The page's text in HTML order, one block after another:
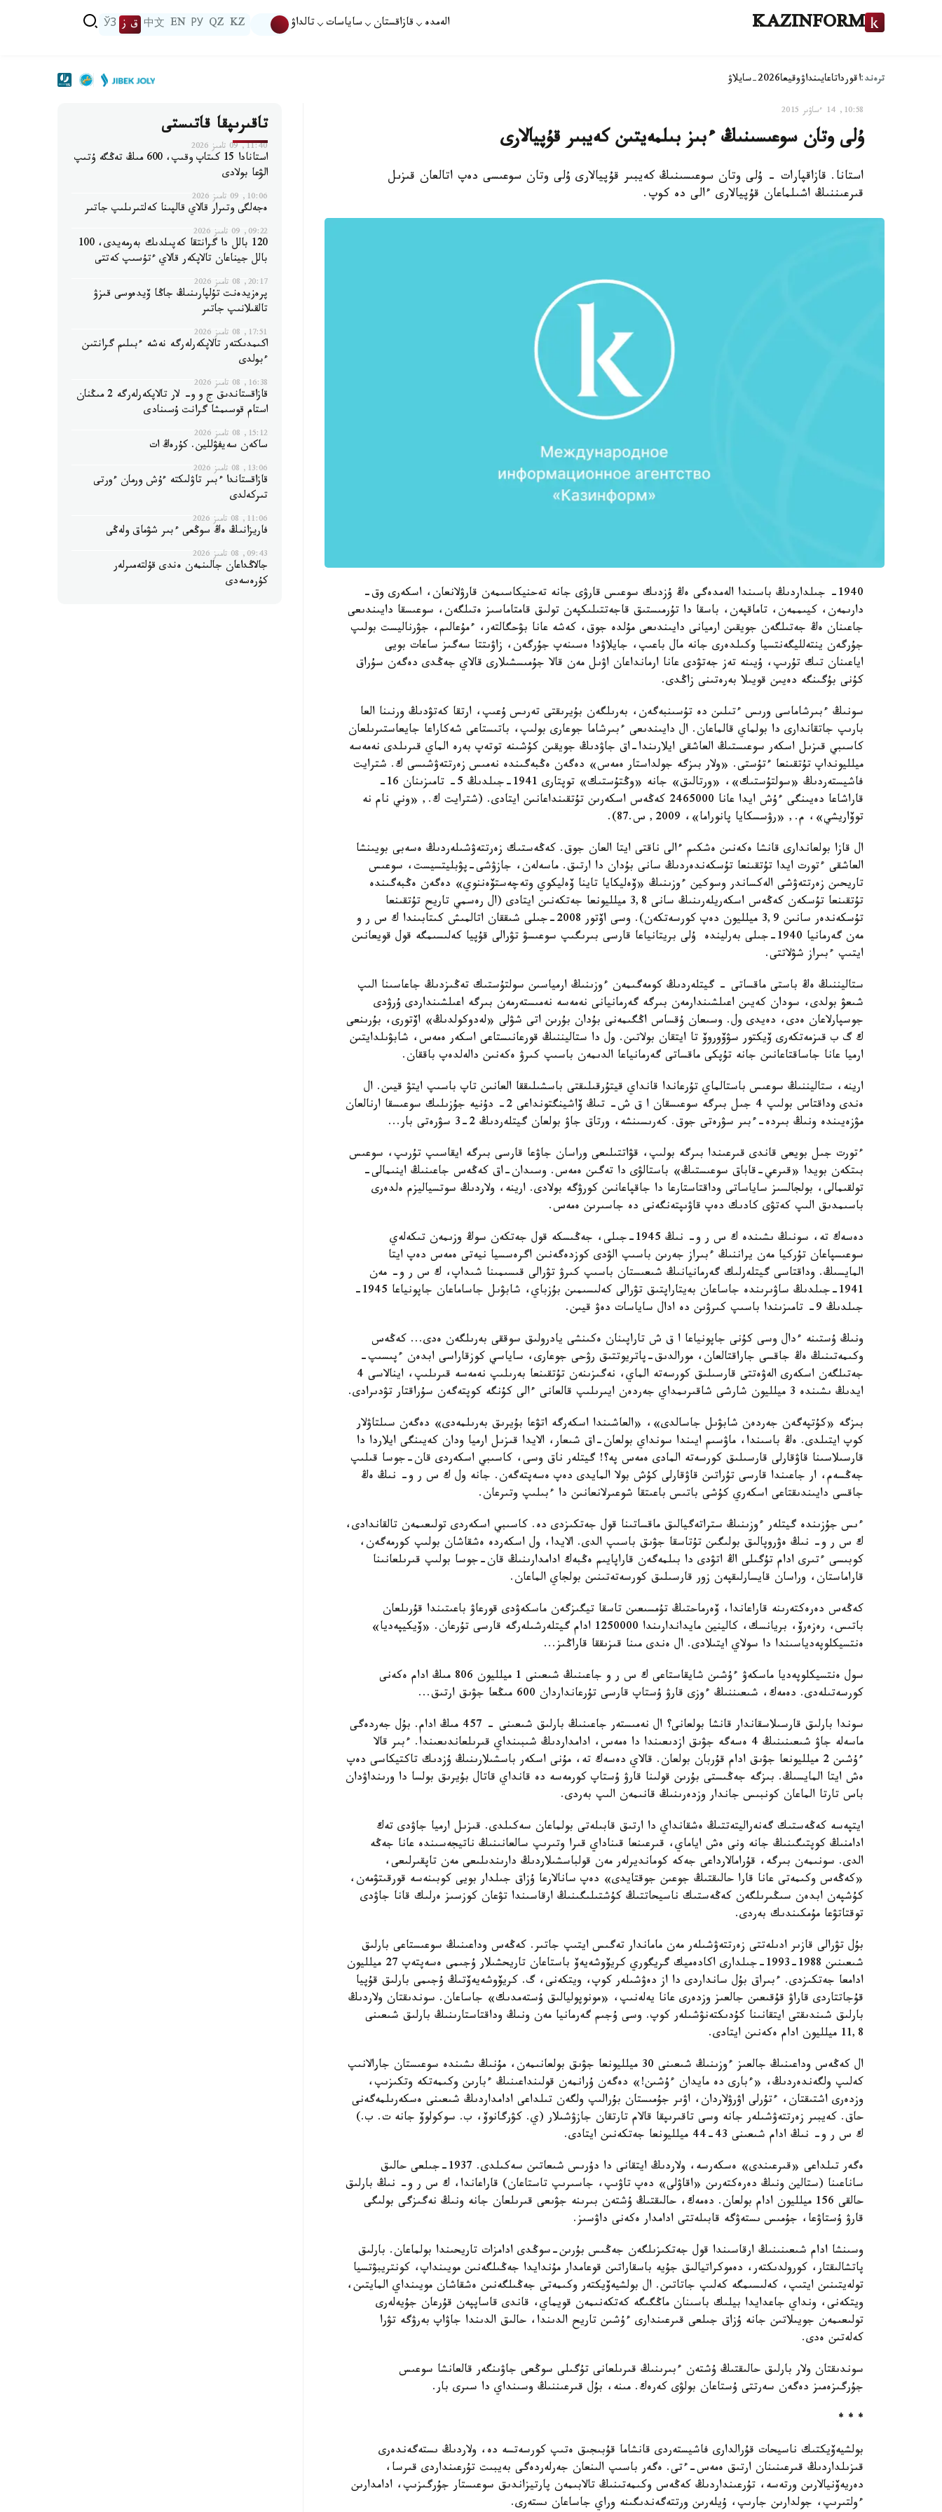
KAZINFORM الەمدە قازاقستان ساياسات تالداۋ KZ
QZ
РУ
EN
中文 ق ز ЎЗ
ترەند:اقورداتاعايىنداۋوقيعا2026-سايلاۋ
10:58, 14 ءساۋىر 2015
ۇلى وتان سوعىسىنىڭ ءبىز بىلمەيتىن كەيبىر قۇپيالارى
استانا. قازاقپارات - ۇلى وتان سوعىسىنىڭ كەيبىر قۇپيالارى ۇلى وتان سوعىسى دەپ اتالعان قىزىل
قىرعىننىڭ اشىلماعان قۇپيالارى ءالى دە كوپ.
1940- جىلداردىڭ باسىندا الەمدەگى ەڭ ۇزدىك سوعىس قارۋى جانە تەحنيكاسىمەن قارۋلانعان، اسكەرى وق-
دارىمەن، كيىممەن، تاماقپەن، باسقا دا تۇرمىستىق قاجەتتىلىكپەن تولىق قامتاماسىز ەتىلگەن، سوعىسقا دايىندىعى
جاعىنان ەڭ جەتىلگەن جويقىن ارميانى دايىندىعى مۇلدە جوق، كەشە عانا بۋحگالتەر، ءمۇعالىم، جۋرناليست بولىپ
جۇرگەن ينتەلليگەنتسيا وكىلدەرى جانە مال باعىپ، جايلاۋدا ەسىنەپ جۇرگەن، زاۋىتتا سەگىز ساعات بويى
اياعىنان تىك تۇرىپ، ۇيىنە تەز جەتۋدى عانا ارمانداعان اۋىل مەن قالا جۇمىسشىلارى قالاي جەڭدى دەگەن سۇراق
كۇنى بۇگىنگە دەيىن قويىلا بەرەتىنى زاڭدى.
سونىڭ ءبىرشاماسى ورىس ءتىلىن دە تۇسىنبەگەن، بەرىلگەن بۇيرىقتى تەرىس ۇعىپ، ارتقا كەتۋدىڭ ورنىنا العا
بارىپ جاتقاندارى دا بولماي قالماعان. ال دايىندىعى ءبىرشاما جوعارى بولىپ، باتىستاعى شەكاراعا جايعاستىرىلعان
كاسىبي قىزىل اسكەر سوعىستىڭ العاشقى ايلارىندا-اق جاۋدىڭ جويقىن كۇشىنە توتەپ بەرە الماي قىرىلدى نەمەسە
ميلليونداپ تۇتقىنعا ءتۇستى. «ولار بىزگە جولداستار ەمەس» دەگەن ەڭبەگىندە نەمىس زەرتتەۋشىسى ك. شترايت
فاشيستەردىڭ «سولتۇستىك»، «ورتالىق» جانە «وڭتۇستىك» توپتارى 1941-جىلدىڭ 5- تامىزىنان 16-
قاراشاعا دەيىنگى ءۇش ايدا عانا 2465000 كەڭەس اسكەرىن تۇتقىنداعانىن ايتادى. (شترايت ك., «وني نام نە
توۆاريشي»، م., «رۋسسكايا پانوراما»، 2009, س.87).
ال قازا بولعاندارى قانشا ەكەنىن ەشكىم ءالى ناقتى ايتا العان جوق. كەڭەستىك زەرتتەۋشىلەردىڭ ەسەبى بويىنشا
العاشقى ءتورت ايدا تۇتقىنعا تۇسكەندەردىڭ سانى بۇدان دا ارتىق. ماسەلەن، جازۋشى-پۋبليتسيست، سوعىس
تاريحىن زەرتتەۋشى الەكساندر وسوكين ءوزىنىڭ «ۆەليكايا تاينا ۆەليكوي وتەچەستۆەننوي» دەگەن ەڭبەگىندە
تۇتقىنعا تۇسكەن كەڭەس اسكەريلەرىنىڭ سانى 3,8 ميلليونعا جەتكەنىن ايتادى (ال رەسمي تاريح تۇتقىنعا
تۇسكەندەر سانىن 3,9 ميلليون دەپ كورسەتكەن). وسى اۆتور 2008-جىلى شىققان اتالمىش كىتابىندا ك س ر و
مەن گەرمانيا 1940-جىلى بەرليندە ۇلى بريتانياعا قارسى بىرىگىپ سوعىسۋ تۋرالى قۇپيا كەلىسىمگە قول قويعانىن
ايتىپ ءبىراز شۋلاتتى.
ستاليننىڭ ەڭ باستى ماقساتى - گيتلەردىڭ كومەگىمەن ءوزىنىڭ ارمياسىن سولتۇستىك تەڭىزدىڭ جاعاسىنا الىپ
شىعۋ بولدى، سودان كەيىن اعىلشىندارمەن بىرگە گەرمانيانى نەمەسە نەمىستەرمەن بىرگە اعىلشىنداردى ۇرۋدى
جوسپارلاعان ەدى، دەيدى ول. وسىعان ۇقساس اڭگىمەنى بۇدان بۇرىن اتى شۋلى «لەدوكولدىڭ» اۆتورى، بۇرىنعى
ك گ ب قىزمەتكەرى ۆيكتور سۋۆوروۆ تا ايتقان بولاتىن. ول دا ستاليننىڭ قورعانىستاعى اسكەر ەمەس، شابۋىلدايتىن
ارميا عانا جاساقتاعانىن جانە تۇپكى ماقساتى گەرمانياعا الدىمەن باسىپ كىرۋ ەكەنىن دالەلدەپ باققان.
ارينە، ستاليننىڭ سوعىس باستالماي تۇرعاندا قانداي قيتۇرقىلىقتى باسشىلىققا العانىن تاپ باسىپ ايتۋ قيىن. ال
ەندى وداقتاس بولىپ 4 جىل بىرگە سوعىسقان ا ق ش- تىڭ ۆاشينگتونداعى 2- دۇنيە جۇزىلىك سوعىسقا ارنالعان
مۋزەيىندە ونىڭ بىردە-ءبىر سۋرەتى جوق. كەرىسىنشە، ورتاق جاۋ بولعان گيتلەردىڭ 2-3 سۋرەتى بار...
ءتورت جىل بويعى قاندى قىرعىندا بىرگە بولىپ، قۋاتتىلىعى وراسان جاۋعا قارسى بىرگە ايقاسىپ تۇرىپ، سوعىس
بىتكەن بويدا «قىرعي-قاباق سوعىستىڭ» باستالۋى دا تەگىن ەمەس. وسىدان-اق كەڭەس جاعىنىڭ اينىمالى-
تولقىمالى، بولجالسىز ساياساتى وداقتاستارعا دا جاقپاعانىن كورۋگە بولادى. ارينە، ولاردىڭ سوتسياليزم ەلدەرى
باسىمدىق الىپ كەتۋى كادىك دەپ قاۋىپتەنگەنى دە جاسىرىن ەمەس.
دەسەك تە، سونىڭ ىشىندە ك س ر و- نىڭ 1945-جىلى، جەڭىسكە قول جەتكەن سوڭ وزىمەن تىكەلەي
سوعىسپاعان تۇركيا مەن يراننىڭ ءبىراز جەرىن باسىپ الۋدى كوزدەگەنىن اگرەسسيا نيەتى ەمەس دەپ ايتا
المايسىڭ. وداقتاسى گيتلەرلىك گەرمانيانىڭ شىعىستان باسىپ كىرۋ تۋرالى قىسىمىنا شىداپ، ك س ر و- مەن
1941-جىلدىڭ ساۋىرىندە جاساعان بەيتاراپتىق تۋرالى كەلىسىمىن بۇزباي، شابۋىل جاساماعان جاپونياعا 1945-
جىلدىڭ 9- تامىزىندا باسىپ كىرۋىن دە ادال ساياسات دەۋ قيىن.
ونىڭ ۇستىنە ءدال وسى كۇنى جاپونياعا ا ق ش تاراپىنان ەكىنشى يادرولىق سوققى بەرىلگەن ەدى... كەڭەس
وكىمەتىنىڭ ەڭ جاقسى جاراقتالعان، مورالدىق-پاتريوتتىق رۋحى جوعارى، ساياسي كوزقاراسى ابدەن ءپىسىپ-
جەتىلگەن اسكەرى الەۋەتتى قارسىلىق كورسەتە الماي، نەگىزىنەن تۇتقىنعا بەرىلىپ نەمەسە قىرىلىپ، اينالاسى 4
ايدىڭ ىشىندە 3 ميلليون شارشى شاقىرىمداي جەردەن ايىرىلىپ قالعانى ءالى كۇنگە كوپتەگەن سۇراقتار تۋدىرادى.
بىزگە «كۇتپەگەن جەردەن شابۋىل جاسالدى»، «العاشىندا اسكەرگە اتۋعا بۇيرىق بەرىلمەدى» دەگەن سىلتاۋلار
كوپ ايتىلدى. ەڭ باسىندا، ماۋسىم ايىندا سونداي بولعان-اق شىعار، الايدا قىزىل ارميا ودان كەيىنگى ايلاردا دا
قارسىلاسىنا قاۋقارلى قارسىلىق كورسەتە المادى ەمەس پە؟! گيتلەر ناق وسى، كاسىبي اسكەردى قان-جوسا قىلىپ
جەڭسەم، ار جاعىندا قارسى تۇراتىن قاۋقارلى كۇش بولا المايدى دەپ ەسەپتەگەن. جانە ول ك س ر و- نىڭ ەڭ
جاقسى دايىندىقتاعى اسكەري كۇشى باتىس باعىتقا شوعىرلانعانىن دا ءبىلىپ وتىرعان.
ءىس جۇزىندە گيتلەر ءوزىنىڭ ستراتەگيالىق ماقساتىنا قول جەتكىزدى دە. كاسىبي اسكەردى تولىعىمەن تالقاندادى،
ك س ر و- نىڭ ەۋروپالىق بولىگىن تۇتاسقا جۋىق باسىپ الدى. الايدا، ول اسكەردە ەشقاشان بولىپ كورمەگەن،
كوبىسى ءتىرى ادام تۇگىلى اڭ اتۋدى دا بىلمەگەن قاراپايىم ەڭبەك ادامدارىنىڭ قان-جوسا بولىپ قىرىلعانىنا
قاراماستان، وراسان قايسارلىقپەن زور قارسىلىق كورسەتەتىنىن بولجاي الماعان.
كەڭەس دەرەكتەرىنە قاراعاندا، ۆەرماحتىڭ تۇمسىعىن تاسقا تيگىزگەن ماسكەۋدى قورعاۋ باعىتىندا قۇرىلعان
باتىس، رەزەرۆ، بريانسك، كالينين مايداندارىندا 1250000 ادام گيتلەرشىلەرگە قارسى تۇرعان. «ۆيكيپەديا»
ەنتسيكلوپەدياسىندا دا سولاي ايتىلادى. ال ەندى مىنا قىزىققا قاراڭىز...
سول ەنتسيكلوپەديا ماسكەۋ ءۇشىن شايقاستاعى ك س ر و جاعىنىڭ شىعىنى 1 ميلليون 806 مىڭ ادام ەكەنى
كورسەتىلەدى. دەمەك، شىعىننىڭ ءوزى قارۋ ۇستاپ قارسى تۇرعانداردان 600 مىڭعا جۋىق ارتىق...
سوندا بارلىق قارسىلاسقاندار قانشا بولعانى؟ ال نەمىستەر جاعىنىڭ بارلىق شىعىنى - 457 مىڭ ادام. بۇل جەردەگى
ماسەلە جاۋ شىعىنىنىڭ 4 ەسەگە جۋىق ازدىعىندا دا ەمەس، ادامداردىڭ شىبىنداي قىرىلعاندىعىندا. ءبىر قالا
ءۇشىن 2 ميلليونعا جۋىق ادام قۇربان بولعان. قالاي دەسەك تە، مۇنى اسكەر باسشىلارىنىڭ ۇزدىك تاكتيكاسى دەپ
ەش ايتا المايسىڭ. بىزگە جەڭىستى بۇرىن قولىنا قارۋ ۇستاپ كورمەسە دە قانداي قاتال بۇيرىق بولسا دا ورىنداۋدان
باس تارتا الماعان كونبىس جاندار وزدەرىنىڭ قانىمەن الىپ بەردى.
ايتپەسە كەڭەستىك گەنەراليتەتتىڭ ەشقانداي دا ارتىق قابىلەتى بولماعان سەكىلدى. قىزىل ارميا جاۋدى تەك
ادامنىڭ كوپتىگىنىڭ جانە ونى ەش اياماي، قىرعىنعا قىناداي قىرا وتىرىپ سالعانىنىڭ ناتيجەسىندە عانا جەڭە
الدى. سونىمەن بىرگە، قۇرامالارداعى جەكە كومانديرلەر مەن قولباسشىلاردىڭ دارىندىلىعى مەن تاپقىرلىعى،
«كەڭەس وكىمەتى عانا قارا حالىقتىڭ جوعىن جوقتايدى» دەپ سانالارعا ۇزاق جىلدار بويى كوبىنەسە قورقىتۋمەن،
كۇشپەن ابدەن سىڭىرىلگەن كەڭەستىك ناسيحاتتىڭ كۇشتىلىگىنىڭ ارقاسىندا تۋعان كوزسىز ەرلىك قانا جاۋدى
توقتاتۋعا مۇمكىندىك بەردى.
بۇل تۋرالى قازىر ادىلەتتى زەرتتەۋشىلەر مەن ماماندار تەگىس ايتىپ جاتىر. كەڭەس وداعىنىڭ سوعىستاعى بارلىق
شىعىنىن 1988-1993-جىلدارى اكادەميك گريگوري كريۆوشەيەۆ باستاعان تاريحشىلار ۇجىمى ەسەپتەپ 27 ميلليون
ادامعا جەتكىزدى. ءبىراق بۇل سانداردى دا از دەۋشىلەر كوپ، ويتكەنى، گ. كريۆوشەيەۆتىڭ ۇجىمى بارلىق قۇپيا
قۇجاتتاردى قاراۋ قۇقىعىن جالعىز وزدەرى عانا يەلەنىپ، «مونوپوليالىق ۇستەمدىك» جاساعان. سوندىقتان ولاردىڭ
بارلىق شىندىقتى ايتقانىنا كۇدىكتەنۋشىلەر كوپ. وسى ۇجىم گەرمانيا مەن ونىڭ وداقتاستارىنىڭ بارلىق شىعىنى
11,8 ميلليون ادام ەكەنىن ايتادى.
ال كەڭەس وداعىنىڭ جالعىز ءوزىنىڭ شىعىنى 30 ميلليونعا جۋىق بولعانىمەن، مۇنىڭ ىشىندە سوعىستان جارالانىپ
كەلىپ ولگەندەردىڭ، «ءبارى دە مايدان ءۇشىن!» دەگەن ۇرانمەن قولىنداعىنىڭ ءبارىن وكىمەتكە وتكىزىپ،
وزدەرى اشتىقتان، ءتۇرلى اۋرۋلاردان، اۋىر جۇمىستان بۇرالىپ ولگەن تىلداعى ادامداردىڭ شىعىنى ەسكەرىلمەگەنى
حاق. كەيبىر زەرتتەۋشىلەر جانە وسى تاقىرىپقا قالام تارتقان جازۋشىلار (ي. كۋرگانوۆ، ب. سوكولوۆ جانە ت. ب.)
ك س ر و- نىڭ ادام شىعىنى 43-44 ميلليونعا جەتكەنىن ايتادى.
ەگەر تىلداعى «قىرعىندى» ەسكەرسە، ولاردىڭ ايتقانى دا دۇرىس شىعاتىن سەكىلدى. 1937-جىلعى حالىق
ساناعىنا (ستالين ونىڭ دەرەكتەرىن «اقاۋلى» دەپ تاۋىپ، جاسىرىپ تاستاعان) قاراعاندا، ك س ر و- نىڭ بارلىق
حالقى 156 ميلليون ادام بولعان. دەمەك، حالىقتىڭ ۇشتەن بىرىنە جۋىعى قىرىلعان جانە ونىڭ نەگىزگى بولىگى
قارۋ ۇستاۋعا، جۇمىس ىستەۋگە قابىلەتتى ادامدار ەكەنى داۋسىز.
وسىنشا ادام شىعىنىنىڭ ارقاسىندا قول جەتكىزىلگەن جەڭىس بۇرىن-سوڭدى ادامزات تاريحىندا بولماعان. بارلىق
پاتشالىقتار، كورولدىكتەر، دەموكراتيالىق جۇيە باسقاراتىن قوعامدار مۇندايدا جەڭىلگەنىن مويىنداپ، كونتريبۋتسيا
تولەيتىنىن ايتىپ، كەلىسىمگە كەلىپ جاتاتىن. ال بولشيەۆيكتەر وكىمەتى جەڭىلگەنىن ەشقاشان مويىنداي المايتىن،
ويتكەنى، ونداي جاعدايدا بيلىك باسىنان ماڭگىگە كەتكەنىمەن قويماي، قاندى قاساپپەن قۇرعان جۇيەلەرى
تولىعىمەن جويىلاتىن جانە ۇزاق جىلعى قىرعىندارى ءۇشىن تاريح الدىندا، حالىق الدىندا جاۋاپ بەرۋگە تۋرا
كەلەتىن ەدى.
سوندىقتان ولار بارلىق حالىقتىڭ ۇشتەن ءبىرىنىڭ قىرىلعانى تۇگىلى سوڭعى جاۋىنگەر قالعانشا سوعىس
جۇرگىزەمىز دەگەن سەرتتى ۇستاعان بولۋى كەرەك. مىنە، بۇل قىرعىننىڭ وسىنداي دا سىرى بار.
* * *
بولشيەۆيكتىك ناسيحات قۇرالدارى فاشيستەردى قانشاما قۇبىجىق ەتىپ كورسەتسە دە، ولاردىڭ ىستەگەندەرى
قىزىلداردىڭ قىرعىنىنان ارتىق ەمەس-ءتى. ەگەر باسىپ الىنعان جەرلەردەگى بەيبىت تۇرعىنداردى قىرسا،
دەريەۆنيالارىن ورتەسە، تۇرعىنداردىڭ كەڭەس وكىمەتىنىڭ تالابىمەن پارتيزاندىق سوعىستار جۇرگىزىپ، ادامدارىن
ءولتىرىپ، جولدارىن جارىپ، ۇيلەرىن ورتتەگەندىگىنە وراي جاساعان ىستەرى.
تاقىرىپقا قاتىستى
11:40, 09 تامىز 2026
استانادا 15 كىتاپ وقىپ، 600 مىڭ تەڭگە ۇتىپ
الۋعا بولادى
10:06, 09 تامىز 2026
ەجەلگى وتىرار قالاي قالپىنا كەلتىرىلىپ جاتىر
09:22, 09 تامىز 2026
120 بالل دا گرانتقا كەپىلدىك بەرمەيدى، 100
بالل جيناعان تالاپكەر قالاي ءتۇسىپ كەتتى
20:17, 08 تامىز 2026
پرەزيدەنت تۇلپارىنىڭ جاڭا ۆيدەوسى قىزۋ
تالقىلانىپ جاتىر
17:51, 08 تامىز 2026
اكىمدىكتەر تالاپكەرلەرگە نەشە ءبىلىم گرانتىن
ءبولدى
16:38, 08 تامىز 2026
قازاقستاندىق ج و و- لار تالاپكەرلەرگە 2 مىڭنان
استام قوسىمشا گرانت ۇسىنادى
15:12, 08 تامىز 2026
ساكەن سەيفۋللين. كۇرەڭ ات
13:06, 08 تامىز 2026
قازاقستاندا ءبىر تاۋلىكتە ءۇش ورمان ءورتى
تىركەلدى
11:06, 08 تامىز 2026
فاريزانىڭ ەڭ سوڭعى ءبىر شۋماق ولەڭى
09:43, 08 تامىز 2026
جالاڭداعان جالىنمەن ەندى قۇلتەمىرلەر
كۇرەسەدى